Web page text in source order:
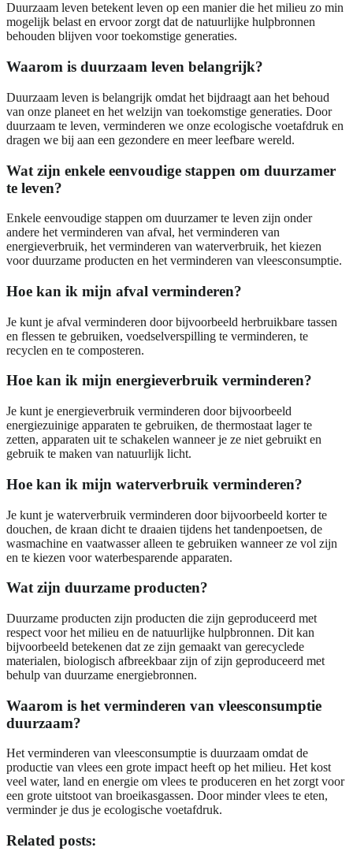
Duurzaam leven betekent leven op een manier die het milieu zo min
mogelijk belast en ervoor zorgt dat de natuurlijke hulpbronnen
behouden blijven voor toekomstige generaties.
Waarom is duurzaam leven belangrijk?
Duurzaam leven is belangrijk omdat het bijdraagt aan het behoud
van onze planeet en het welzijn van toekomstige generaties. Door
duurzaam te leven, verminderen we onze ecologische voetafdruk en
dragen we bij aan een gezondere en meer leefbare wereld.
Wat zijn enkele eenvoudige stappen om duurzamer
te leven?
Enkele eenvoudige stappen om duurzamer te leven zijn onder
andere het verminderen van afval, het verminderen van
energieverbruik, het verminderen van waterverbruik, het kiezen
voor duurzame producten en het verminderen van vleesconsumptie.
Hoe kan ik mijn afval verminderen?
Je kunt je afval verminderen door bijvoorbeeld herbruikbare tassen
en flessen te gebruiken, voedselverspilling te verminderen, te
recyclen en te composteren.
Hoe kan ik mijn energieverbruik verminderen?
Je kunt je energieverbruik verminderen door bijvoorbeeld
energiezuinige apparaten te gebruiken, de thermostaat lager te
zetten, apparaten uit te schakelen wanneer je ze niet gebruikt en
gebruik te maken van natuurlijk licht.
Hoe kan ik mijn waterverbruik verminderen?
Je kunt je waterverbruik verminderen door bijvoorbeeld korter te
douchen, de kraan dicht te draaien tijdens het tandenpoetsen, de
wasmachine en vaatwasser alleen te gebruiken wanneer ze vol zijn
en te kiezen voor waterbesparende apparaten.
Wat zijn duurzame producten?
Duurzame producten zijn producten die zijn geproduceerd met
respect voor het milieu en de natuurlijke hulpbronnen. Dit kan
bijvoorbeeld betekenen dat ze zijn gemaakt van gerecyclede
materialen, biologisch afbreekbaar zijn of zijn geproduceerd met
behulp van duurzame energiebronnen.
Waarom is het verminderen van vleesconsumptie
duurzaam?
Het verminderen van vleesconsumptie is duurzaam omdat de
productie van vlees een grote impact heeft op het milieu. Het kost
veel water, land en energie om vlees te produceren en het zorgt voor
een grote uitstoot van broeikasgassen. Door minder vlees te eten,
verminder je dus je ecologische voetafdruk.
Related posts: